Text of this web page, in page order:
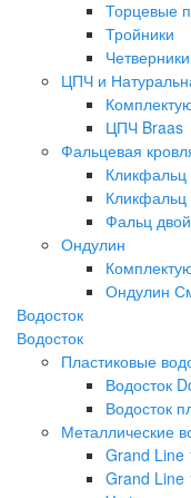
Торцевые
Тройники
Четверники
ЦПЧ и
ЦПЧ Braas
Фальцевая
Кликфальц
Кликфальц
Фальц
Ондулин
Ондулин
Водосток
Водосток
Пластиковые
Водосток
Водосток
Металлические
Grand Line
Grand Line